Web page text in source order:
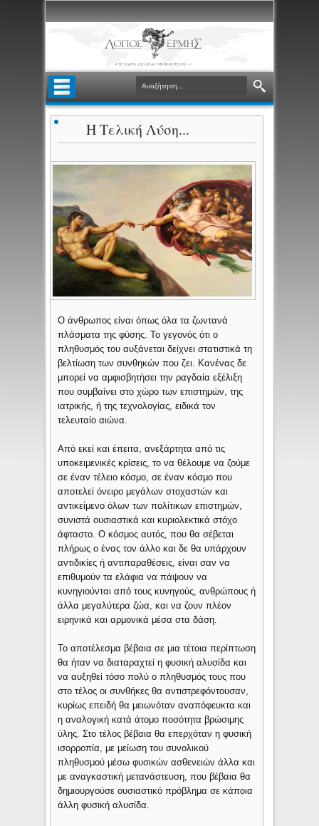
Η Τελική Λύση...
Ο άνθρωπος είναι όπως όλα τα ζωντανά
πλάσματα της φύσης. Το γεγονός ότι ο
πληθυσμός του αυξάνεται δείχνει στατιστικά τη
βελτίωση των συνθηκών που ζει. Κανένας δε
μπορεί να αμφισβητήσει την ραγδαία εξέλιξη
που συμβαίνει στο χώρο των επιστημών, της
ιατρικής, ή της τεχνολογίας, ειδικά τον
τελευταίο αιώνα.
Από εκεί και έπειτα, ανεξάρτητα από τις
υποκειμενικές κρίσεις, το να θέλουμε να ζούμε
σε έναν τέλειο κόσμο, σε έναν κόσμο που
αποτελεί όνειρο μεγάλων στοχαστών και
αντικείμενο όλων των πολίτικων επιστημών,
συνιστά ουσιαστικά και κυριολεκτικά στόχο
άφταστο. Ο κόσμος αυτός, που θα σέβεται
πλήρως ο ένας τον άλλο και δε θα υπάρχουν
αντιδικίες ή αντιπαραθέσεις, είναι σαν να
επιθυμούν τα ελάφια να πάψουν να
κυνηγιούνται από τους κυνηγούς, ανθρώπους ή
άλλα μεγαλύτερα ζώα, και να ζουν πλέον
ειρηνικά και αρμονικά μέσα στα δάση.
Το αποτέλεσμα βέβαια σε μια τέτοια περίπτωση
θα ήταν να διαταραχτεί η φυσική αλυσίδα και
να αυξηθεί τόσο πολύ ο πληθυσμός τους που
στο τέλος οι συνθήκες θα αντιστρεφόντουσαν,
κυρίως επειδή θα μειωνόταν αναπόφευκτα και
η αναλογική κατά άτομο ποσότητα βρώσιμης
ύλης. Στο τέλος βέβαια θα επερχόταν η φυσική
ισορροπία, με μείωση του συνολικού
πληθυσμού μέσω φυσικών ασθενειών άλλα και
με αναγκαστική μετανάστευση, που βέβαια θα
δημιουργούσε ουσιαστικό πρόβλημα σε κάποια
άλλη φυσική αλυσίδα.